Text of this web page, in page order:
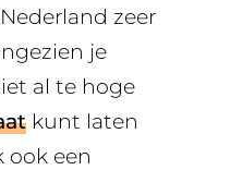
zeer
je
al te hoge
kunt laten
ook een